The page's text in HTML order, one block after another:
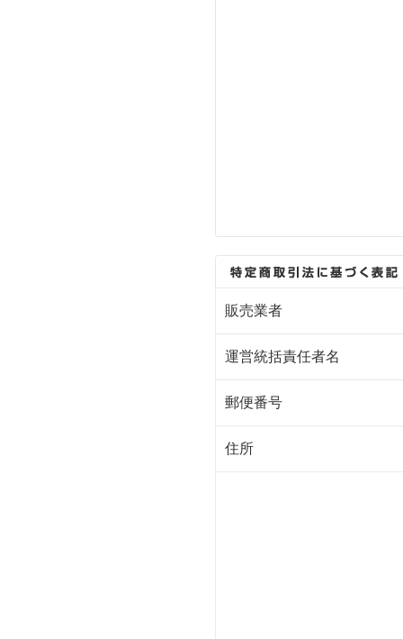
販売業者
運営統括責任者名
郵便番号
住所